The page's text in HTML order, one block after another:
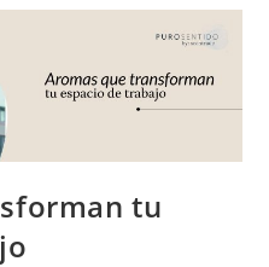
tu